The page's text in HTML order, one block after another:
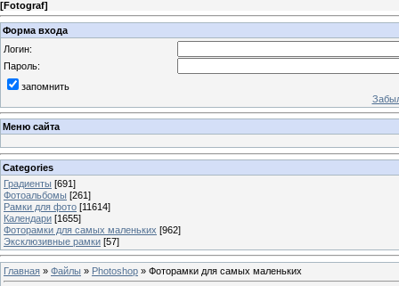
[Fotograf]
Форма входа
Логин:
Пароль:
запомнить
Меню сайта
Categories
Градиенты [691]
Фотоальбомы [261]
Рамки для фото [11614]
Календари [1655]
Фоторамки для самых маленьких [962]
Эксклюзивные рамки [57]
Главная » Файлы » Photoshop » Фоторамки для самых маленьких